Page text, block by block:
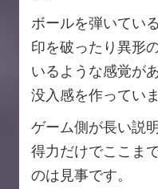
ボールを弾いてい
印を破ったり異形
いるような感覚が
没入感を作っていま
ゲーム側が長い説
得力だけでここま
のは見事です。